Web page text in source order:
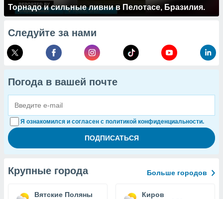
Торнадо и сильные ливни в Пелотасе, Бразилия.
Следуйте за нами
Погода в вашей почте
Я ознакомился и согласен с политикой конфиденциальности.
Крупные города Больше городов
Вятские Поляны Киров